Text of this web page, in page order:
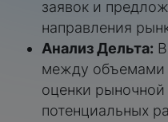
заявок и
направления
Анализ Дельта:
между объемами
оценки рыночной
потенциальных